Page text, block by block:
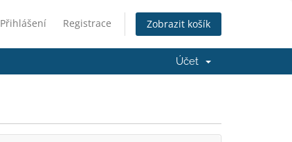
Přihlášení Registrace Zobrazit košík
Účet